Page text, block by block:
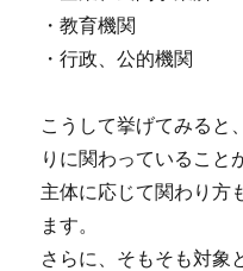
・教育機関
・行政、公的機関
こうして挙げてみると
りに関わっていること
主体に応じて関わり方
ます。
さらに、そもそも対象